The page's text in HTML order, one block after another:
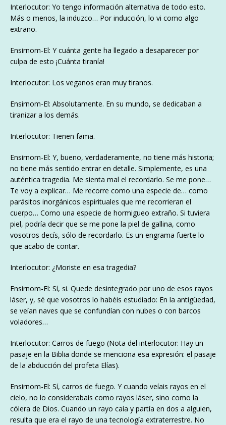
Interlocutor: Yo tengo información alternativa de todo esto.
Más o menos, la induzco… Por inducción, lo vi como algo
extraño.
Ensirnom-El: Y cuánta gente ha llegado a desaparecer por
culpa de esto ¡Cuánta tiranía!
Interlocutor: Los veganos eran muy tiranos.
Ensirnom-El: Absolutamente. En su mundo, se dedicaban a
tiranizar a los demás.
Interlocutor: Tienen fama.
Ensirnom-El: Y, bueno, verdaderamente, no tiene más historia;
no tiene más sentido entrar en detalle. Simplemente, es una
auténtica tragedia. Me sienta mal el recordarlo. Se me pone…
Te voy a explicar… Me recorre como una especie de… como
parásitos inorgánicos espirituales que me recorrieran el
cuerpo… Como una especie de hormigueo extraño. Si tuviera
piel, podría decir que se me pone la piel de gallina, como
vosotros decís, sólo de recordarlo. Es un engrama fuerte lo
que acabo de contar.
Interlocutor: ¿Moriste en esa tragedia?
Ensirnom-El: Sí, si. Quede desintegrado por uno de esos rayos
láser, y, sé que vosotros lo habéis estudiado: En la antigüedad,
se veían naves que se confundían con nubes o con barcos
voladores…
Interlocutor: Carros de fuego (Nota del interlocutor: Hay un
pasaje en la Biblia donde se menciona esa expresión: el pasaje
de la abducción del profeta Elías).
Ensirnom-El: Sí, carros de fuego. Y cuando veíais rayos en el
cielo, no lo considerabais como rayos láser, sino como la
cólera de Dios. Cuando un rayo caía y partía en dos a alguien,
resulta que era el rayo de una tecnología extraterrestre. No